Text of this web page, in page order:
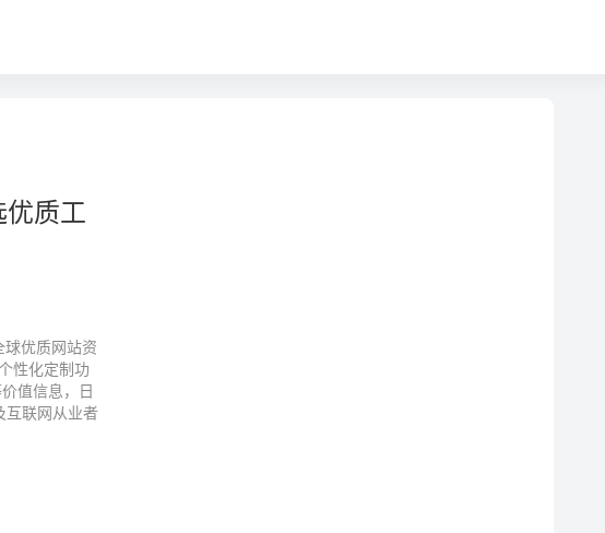
质工
优质网站资
性化定制功
值信息，日
互联网从业者